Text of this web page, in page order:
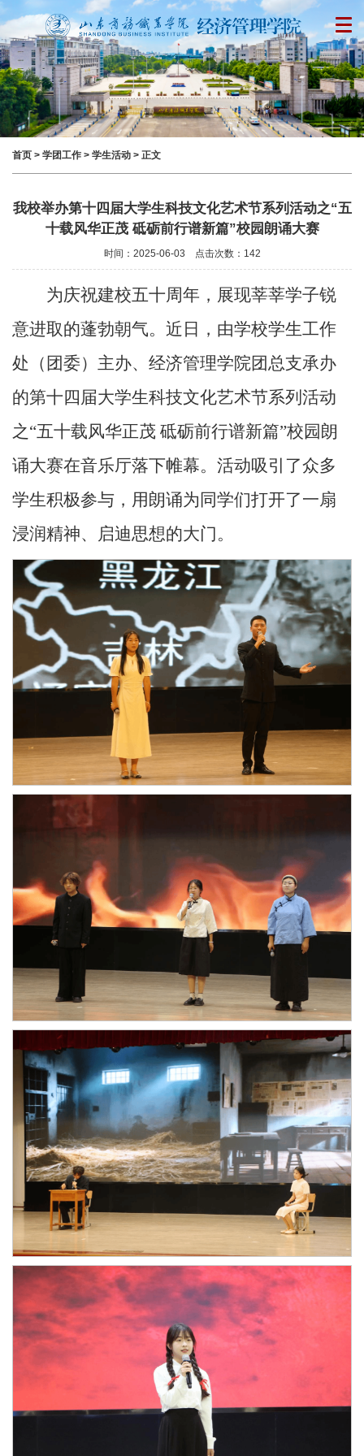
首页 > 学团工作 > 学生活动 > 正文
我校举办第十四届大学生科技文化艺术节系列活动之“五
十载风华正茂 砥砺前行谱新篇”校园朗诵大赛
时间：2025-06-03 点击次数： 142
为庆祝建校五十周年，展现莘莘学子锐
意进取的蓬勃朝气。近日，由学校学生工作
处（团委）主办、经济管理学院团总支承办
的第十四届大学生科技文化艺术节系列活动
之“五十载风华正茂 砥砺前行谱新篇”校园朗
诵大赛在音乐厅落下帷幕。活动吸引了众多
学生积极参与，用朗诵为同学们打开了一扇
浸润精神、启迪思想的大门。